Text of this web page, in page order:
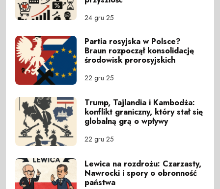
24 gru 25
Partia rosyjska w Polsce?
Braun rozpoczął konsolidację
środowisk prorosyjskich
22 gru 25
Trump, Tajlandia i Kambodża:
konflikt graniczny, który stał się
globalną grą o wpływy
22 gru 25
Lewica na rozdrożu: Czarzasty,
Nawrocki i spory o obronność
państwa